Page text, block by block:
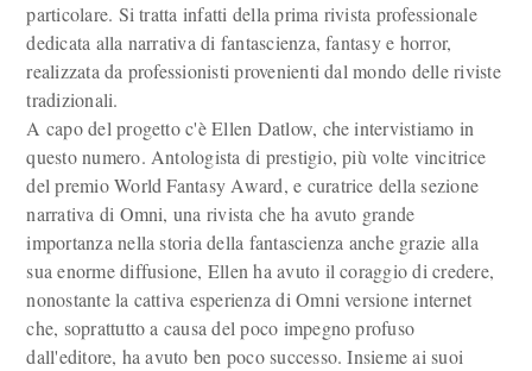
particolare. Si tratta infatti della prima rivista professionale
dedicata alla narrativa di fantascienza, fantasy e horror,
realizzata da professionisti provenienti dal mondo delle riviste
tradizionali.
A capo del progetto c'è Ellen Datlow, che intervistiamo in
questo numero. Antologista di prestigio, più volte vincitrice
del premio World Fantasy Award, e curatrice della sezione
narrativa di Omni, una rivista che ha avuto grande
importanza nella storia della fantascienza anche grazie alla
sua enorme diffusione, Ellen ha avuto il coraggio di credere,
nonostante la cattiva esperienza di Omni versione internet
che, soprattutto a causa del poco impegno profuso
dall'editore, ha avuto ben poco successo. Insieme ai suoi